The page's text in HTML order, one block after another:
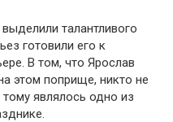
талантливого
готовили его к
В том, что Ярослав
этом поприще, никто не
являлось одно из